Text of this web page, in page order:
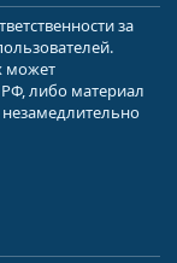
за
может
либо материал